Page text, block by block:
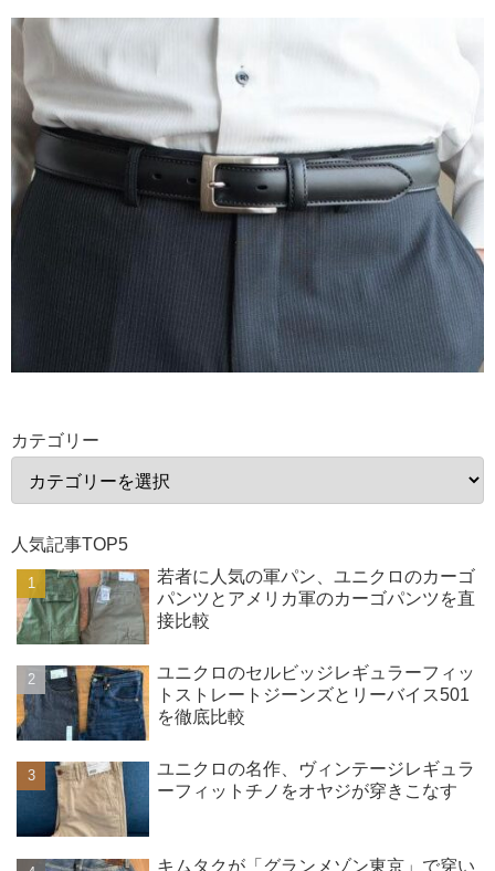
カテゴリー
人気記事TOP5
若者に人気の軍パン、ユニクロのカーゴ
パンツとアメリカ軍のカーゴパンツを直
接比較
ユニクロのセルビッジレギュラーフィッ
トストレートジーンズとリーバイス501
を徹底比較
ユニクロの名作、ヴィンテージレギュラ
ーフィットチノをオヤジが穿きこなす
キムタクが「グランメゾン東京」で穿い